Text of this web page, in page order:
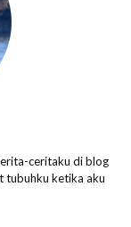
ceritaku di blog
tubuhku ketika aku